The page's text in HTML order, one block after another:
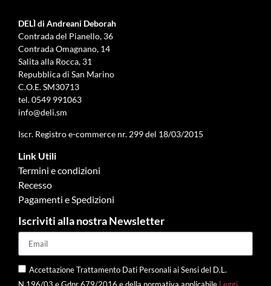
DELÌ di Andreani Deborah
Contrada del Pianello, 36
Contrada Omagnano, 14
Salita alla Rocca, 31
Repubblica di San Marino
C.O.E. SM30713
tel.0549 991063
info@deli.sm
Iscr. Registro e-commerce nr. 299 del 18/03/2015
Link Utili
Termini e condizioni
Recesso
Pagamenti e Spedizioni
Iscriviti alla nostra Newsletter
Accettazione Trattamento Dati Personali ai Sensi del D.L.